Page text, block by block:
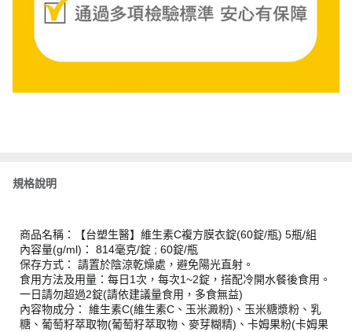
規格說明
商品名稱：【台塑生醫】維生素C複方膜衣錠(60錠/瓶) 5瓶/組
內容量(g/ml)： 814毫克/錠 ; 60錠/瓶
保存方式： 請置於陰涼乾燥處，避免陽光直射。
食用方法及用量：每日1次，每次1~2錠，搭配冷開水餐後食用。
一日請勿超過2錠(請依建議量食用，多食無益)
內容物成分： 維生素C(維生素C、玉米澱粉)、玉米糖漿粉、乳
糖、葡萄籽萃取物(葡萄籽萃取物、麥芽糊精)、卡姆果粉(卡姆果